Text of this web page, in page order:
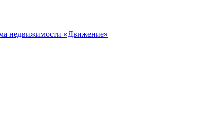
недвижимости «Движение»